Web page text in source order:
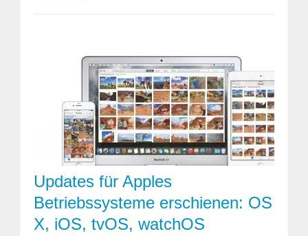
Updates für Apples
Betriebssysteme erschienen: OS
X, iOS, tvOS, watchOS